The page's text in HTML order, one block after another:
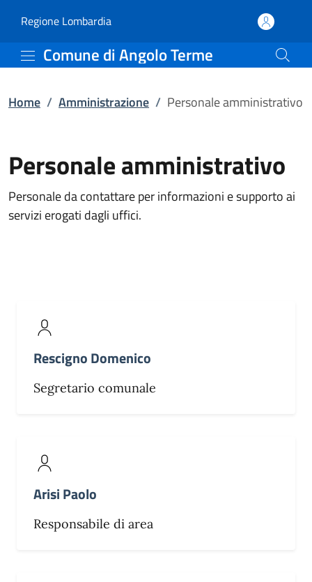
Personale
Regione Lombardia(apre in un'altra scheda).
Comune di Angolo Terme
Home / Amministrazione / Personale amministrativo
Personale amministrativo
Personale da contattare per informazioni e supporto ai
servizi erogati dagli uffici.
Rescigno Domenico
Segretario comunale
Arisi Paolo
Responsabile di area